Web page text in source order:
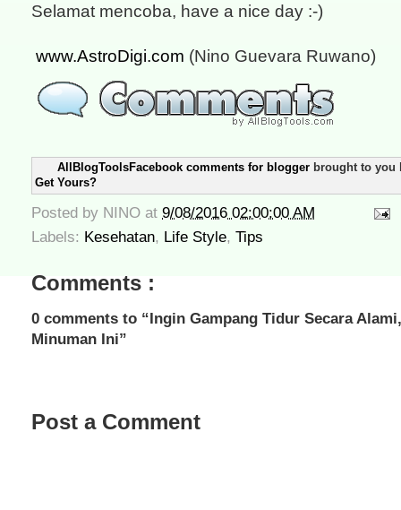
Selamat mencoba, have a nice day :-)
www.AstroDigi.com (Nino Guevara Ruwano)
AllBlogToolsFacebook comments for blogger brought to you
Get Yours?
Posted by NINO at 9/08/2016 02:00:00 AM
Labels: Kesehatan, Life Style, Tips
Comments :
0 comments to “Ingin Gampang Tidur Secara
Minuman Ini”
Post a Comment